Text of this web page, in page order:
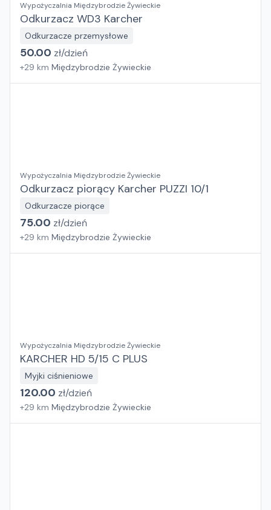
Wypożyczalnia Międzybrodzie Żywieckie
Odkurzacz WD3 Karcher
Odkurzacze przemysłowe
50.00 zł/dzień
+29 km Międzybrodzie Żywieckie
Wypożyczalnia Międzybrodzie Żywieckie
Odkurzacz piorący Karcher PUZZI 10/1
Odkurzacze piorące
75.00 zł/dzień
+29 km Międzybrodzie Żywieckie
Wypożyczalnia Międzybrodzie Żywieckie
KARCHER HD 5/15 C PLUS
Myjki ciśnieniowe
120.00 zł/dzień
+29 km Międzybrodzie Żywieckie